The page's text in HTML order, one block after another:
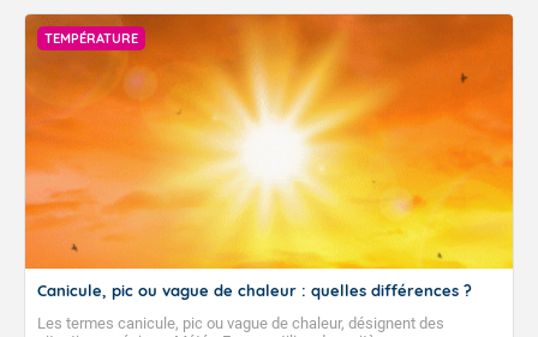
TEMPÉRATURE
Canicule, pic ou vague de chaleur : quelles différences ?
Les termes canicule, pic ou vague de chaleur, désignent des